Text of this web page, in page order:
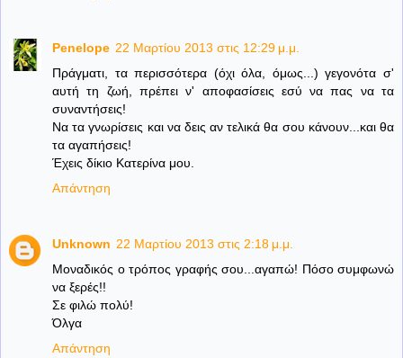
Penelope 22 Μαρτίου 2013 στις 12:29 μ.μ.
Πράγματι, τα περισσότερα (όχι όλα, όμως...) γεγονότα σ'
αυτή τη ζωή, πρέπει ν' αποφασίσεις εσύ να πας να τα
συναντήσεις!
Να τα γνωρίσεις και να δεις αν τελικά θα σου κάνουν...και θα
τα αγαπήσεις!
Έχεις δίκιο Κατερίνα μου.
Απάντηση
Unknown 22 Μαρτίου 2013 στις 2:18 μ.μ.
Μοναδικός ο τρόπος γραφής σου...αγαπώ! Πόσο συμφωνώ
να ξερές!!
Σε φιλώ πολύ!
Όλγα
Απάντηση